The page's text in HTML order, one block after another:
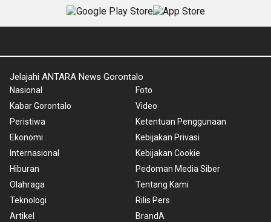
Jelajahi ANTARA News Gorontalo
Nasional
Kabar Gorontalo
Peristiwa
Ekonomi
Internasional
Hiburan
Olahraga
Teknologi
Artikel
Foto
Video
Ketentuan Penggunaan
Kebijakan Privasi
Kebijakan Cookie
Pedoman Media Siber
Tentang Kami
Rilis Pers
BrandA